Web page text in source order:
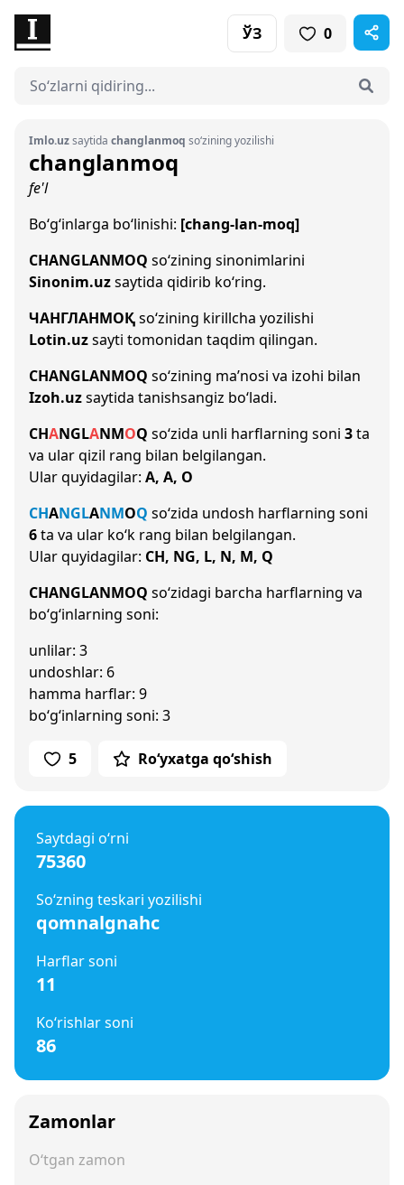
ЎЗ 0
Imlo.uzsaytida changlanmoq so‘zining yozilishi
changlanmoq
fe'l
Bo‘g‘inlarga bo‘linishi: [chang-lan-moq]
CHANGLANMOQ so‘zining sinonimlarini
Sinonim.uzsaytida qidirib ko‘ring.
ЧАНГЛАНМОҚso‘zining kirillcha yozilishi
Lotin.uzsayti tomonidan taqdim qilingan.
CHANGLANMOQ so‘zining ma’nosi va izohi bilan
Izoh.uzsaytida tanishsangiz bo‘ladi.
CHANGLANMOQ so‘zida unli harflarning soni 3ta
va ular qizil rang bilan belgilangan.
Ular quyidagilar: A, A, O
CHANGLANMOQ so‘zida undosh harflarning soni
6ta va ular ko‘k rang bilan belgilangan.
Ular quyidagilar: CH, NG, L, N, M, Q
CHANGLANMOQ so‘zidagi barcha harflarning va
bo‘g‘inlarning soni:
unlilar: 3
undoshlar: 6
hamma harflar: 9
bo‘g‘inlarning soni: 3
5 Ro‘yxatga qo‘shish
Saytdagi o‘rni
75360
So‘zning teskari yozilishi
qomnalgnahc
Harflar soni
11
Ko‘rishlar soni
86
Zamonlar
O‘tgan zamon